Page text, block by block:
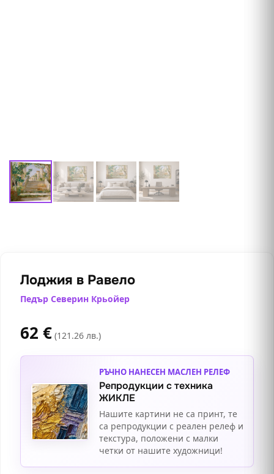
Лоджия в Равело
Педър Северин Крьойер
62 € (121.26 лв.)
РЪЧНО НАНЕСЕН МАСЛЕН РЕЛЕФ
Репродукции с техника
ЖИКЛЕ
Нашите картини не са принт, те
са репродукции с реален релеф и
текстура, положени с малки
четки от нашите художници!